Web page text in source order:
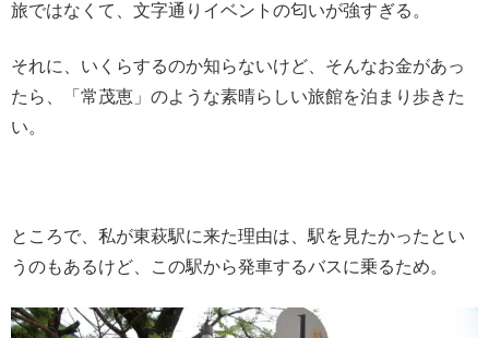
旅ではなくて、文字通りイベントの匂いが強すぎる。
それに、いくらするのか知らないけど、そんなお金があっ
たら、「常茂恵」のような素晴らしい旅館を泊まり歩きた
い。
ところで、私が東萩駅に来た理由は、駅を見たかったとい
うのもあるけど、この駅から発車するバスに乗るため。